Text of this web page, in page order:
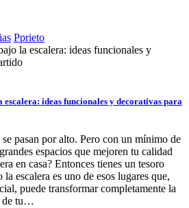
Pprieto
ideas funcionales y decorativas para
pasan por alto. Pero con un mínimo de
espacios que mejoren tu calidad
en casa? Entonces tienes un tesoro
escalera es uno de esos lugares que,
puede transformar completamente la
de tu…